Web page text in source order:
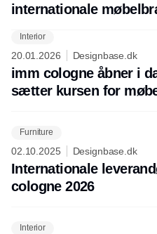
internationale
Interior
20.01.2026 Designbase.dk
imm cologne åbner i
sætter kursen for
Furniture
02.10.2025 Designbase.dk
Internationale
cologne 2026
Interior